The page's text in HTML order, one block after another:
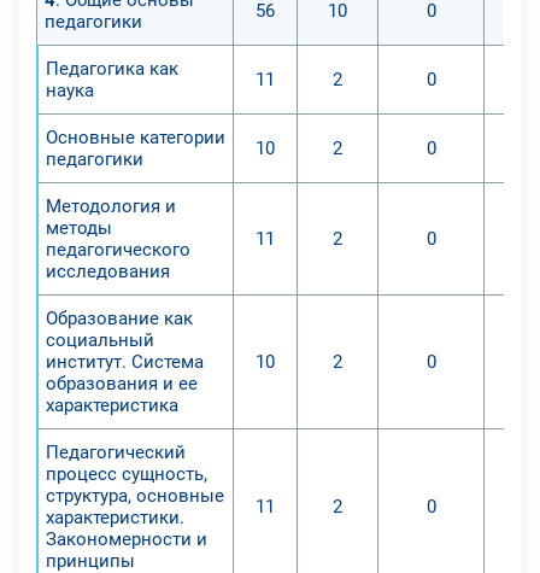
- консультации педагогов и
родителей по интересующим
вопросам.
педагогики
56 10 0
Педагогика как
наука
11 2 0
Основные категории
педагогики
10 2 0
Методология и
методы
педагогического
исследования
11 2 0
Образование как
социальный
институт. Система
образования и ее
характеристика
10 2 0
Педагогический
процесс сущность,
структура, основные
характеристики.
Закономерности и
принципы
11 2 0